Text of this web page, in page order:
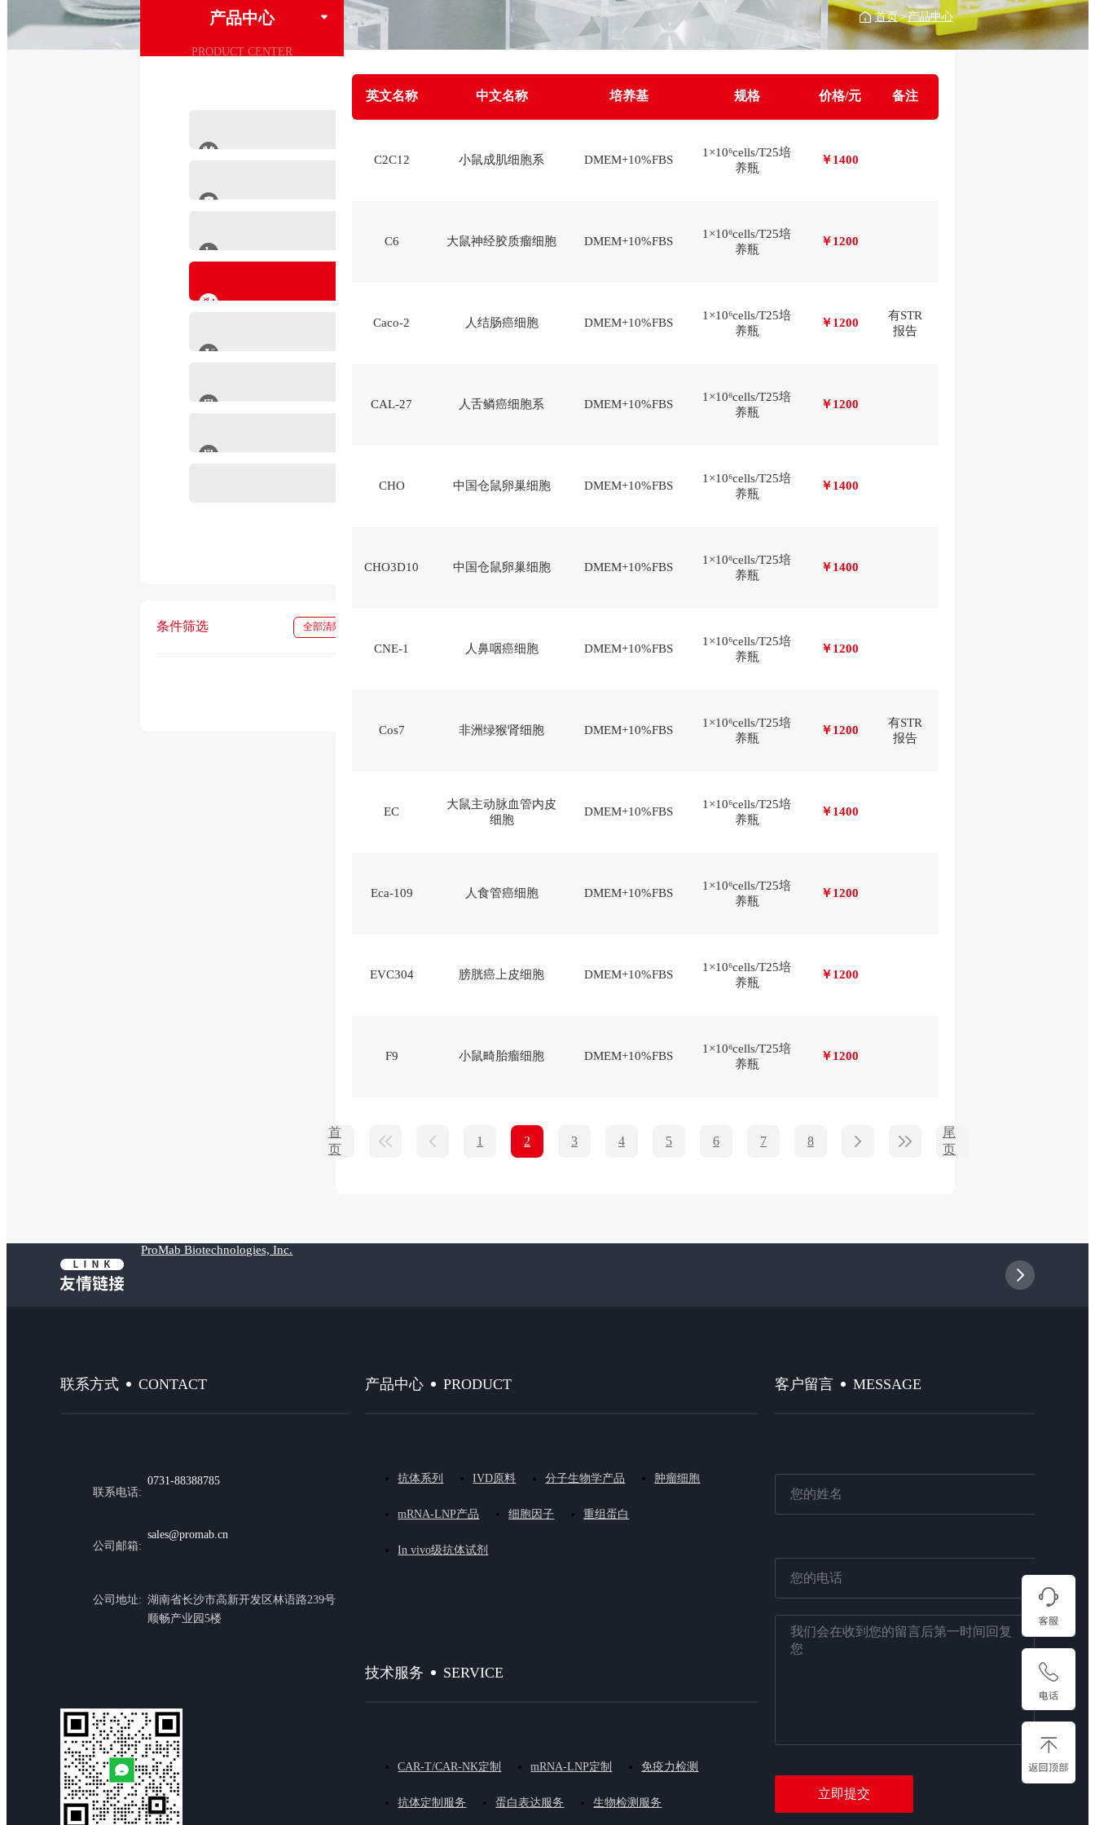
产品中心
PRODUCT CENTER
首页>产品中心
条件筛选 全部清除
英文名称 中文名称 培养基 规格 价格/元 备注
C2C12 小鼠成肌细胞系 DMEM+10%FBS
1×10⁶cells/T25培
养瓶
￥1400
C6 大鼠神经胶质瘤细胞 DMEM+10%FBS
1×10⁶cells/T25培
养瓶
￥1200
Caco-2 人结肠癌细胞 DMEM+10%FBS
1×10⁶cells/T25培
养瓶
￥1200
有STR
报告
CAL-27 人舌鳞癌细胞系 DMEM+10%FBS
1×10⁶cells/T25培
养瓶
￥1200
CHO 中国仓鼠卵巢细胞 DMEM+10%FBS
1×10⁶cells/T25培
养瓶
￥1400
CHO3D10 中国仓鼠卵巢细胞 DMEM+10%FBS
1×10⁶cells/T25培
养瓶
￥1400
CNE-1 人鼻咽癌细胞 DMEM+10%FBS
1×10⁶cells/T25培
养瓶
￥1200
Cos7 非洲绿猴肾细胞 DMEM+10%FBS
1×10⁶cells/T25培
养瓶
￥1200
有STR
报告
EC
大鼠主动脉血管内皮
细胞
DMEM+10%FBS
1×10⁶cells/T25培
养瓶
￥1400
Eca-109 人食管癌细胞 DMEM+10%FBS
1×10⁶cells/T25培
养瓶
￥1200
EVC304 膀胱癌上皮细胞 DMEM+10%FBS
1×10⁶cells/T25培
养瓶
￥1200
F9 小鼠畸胎瘤细胞 DMEM+10%FBS
1×10⁶cells/T25培
养瓶
￥1200
首
页
1 2 3 4 5 6 7 8
尾
页
ProMab Biotechnologies, Inc.
联系方式 CONTACT
联系电话:
0731-88388785
公司邮箱:
sales@promab.cn
公司地址: 湖南省长沙市高新开发区林语路239号
顺畅产业园5楼
产品中心 PRODUCT
抗体系列 IVD原料 分子生物学产品 肿瘤细胞
mRNA-LNP产品 细胞因子 重组蛋白
In vivo级抗体试剂
技术服务 SERVICE
CAR-T/CAR-NK定制 mRNA-LNP定制 免疫力检测
抗体定制服务 蛋白表达服务 生物检测服务
客户留言 MESSAGE